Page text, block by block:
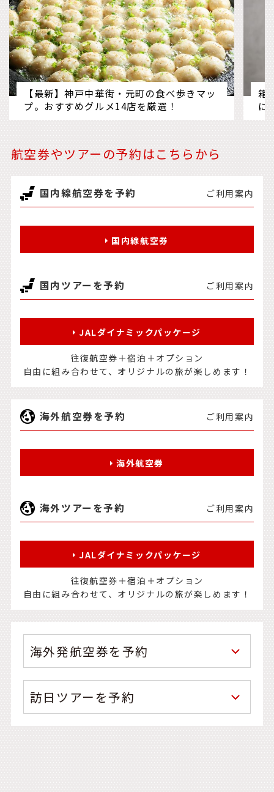
【最新】神戸中華街・元町の食べ歩きマッ
プ。おすすめグルメ14店を厳選！
箱
に
航空券やツアーの予約はこちらから
国内線航空券を予約 ご利用案内
国内線航空券
国内ツアーを予約 ご利用案内
JALダイナミックパッケージ
往復航空券＋宿泊＋オプション
自由に組み合わせて、オリジナルの旅が楽しめます！
海外航空券を予約 ご利用案内
海外航空券
海外ツアーを予約 ご利用案内
JALダイナミックパッケージ
往復航空券＋宿泊＋オプション
自由に組み合わせて、オリジナルの旅が楽しめます！
海外発航空券を予約
訪日ツアーを予約